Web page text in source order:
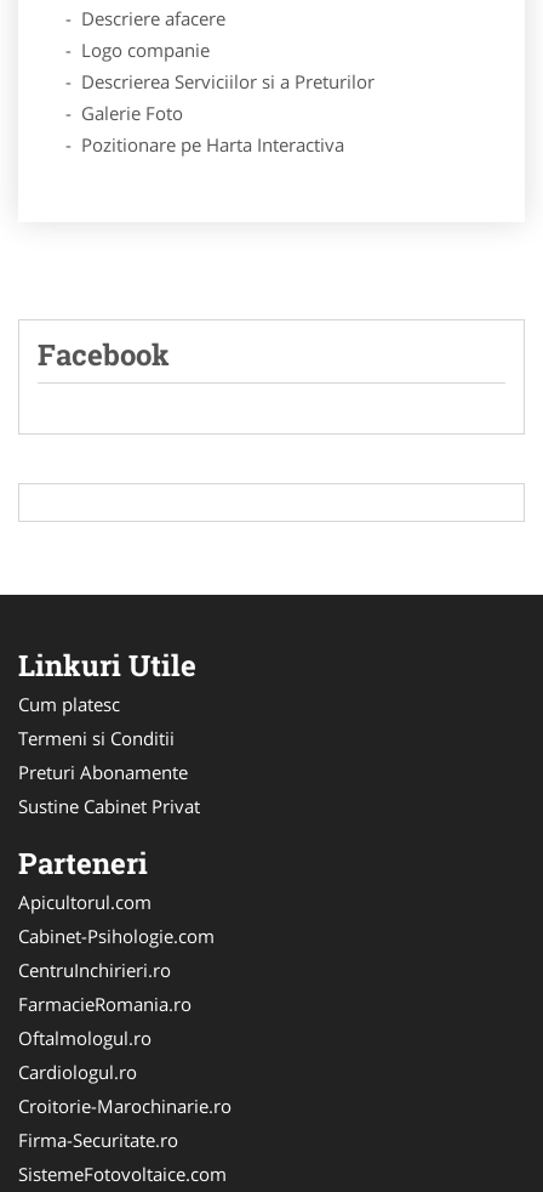
- Descriere afacere
- Logo companie
- Descrierea Serviciilor si a Preturilor
- Galerie Foto
- Pozitionare pe Harta Interactiva
Facebook
Linkuri Utile
Cum platesc
Termeni si Conditii
Preturi Abonamente
Sustine Cabinet Privat
Parteneri
Apicultorul.com
Cabinet-Psihologie.com
CentruInchirieri.ro
FarmacieRomania.ro
Oftalmologul.ro
Cardiologul.ro
Croitorie-Marochinarie.ro
Firma-Securitate.ro
SistemeFotovoltaice.com